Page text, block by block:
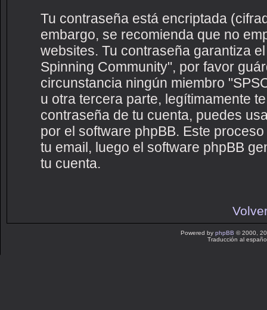
Tu contraseña está encriptada
embargo, se recomienda que no
websites. Tu contraseña garantiza
Spinning Community", por favor
circunstancia ningún miembro
u otra tercera parte, legítimamente
contraseña de tu cuenta, puedes
por el software phpBB. Este
tu email, luego el software phpBB
tu cuenta.
Powered by phpBB © 2000,
Traducción al